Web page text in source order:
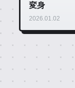
変身
2026.01.02